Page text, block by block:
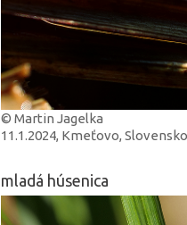
© Martin Jagelka
11.1.2024, Kmeťovo, Slovensko
mladá húsenica